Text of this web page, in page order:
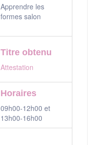
Apprendre les
formes salon
Titre obtenu
Attestation
Horaires
09h00-12h00 et
13h00-16h00